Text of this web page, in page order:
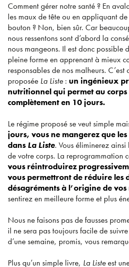
Comment gérer notre santé ? En
les maux de tête ou en appliquant
bouton ? Non, bien sûr. Car
nous ressentons sont d’abord la
nous mangeons. Il est donc possible
pleine forme en apprenant à mieux
responsables de nos malheurs. C’est
proposée La Liste : un ingénieux
nutritionnel qui permet au corps
complètement en 10 jours.
Le régime proposé se veut simple
jours, vous ne mangerez que
dans La Liste. Vous éliminerez ainsi
de votre corps. La reprogrammation
vous réintroduirez
vous permettront de réduire les
désagréments à l’origine de
sentirez en meilleure forme et plus
Nous ne faisons pas de fausses
il ne sera pas toujours facile de suivre
d’une semaine, promis, vous
Plus qu’un simple livre, La Listeest